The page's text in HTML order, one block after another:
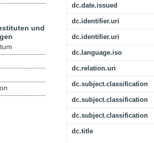
dc.date.issued
dc.identifier.uri
dc.identifier.uri
dc.language.iso
dc.relation.uri
dc.subject.classification
dc.subject.classification
dc.subject.classification
dc.title
und